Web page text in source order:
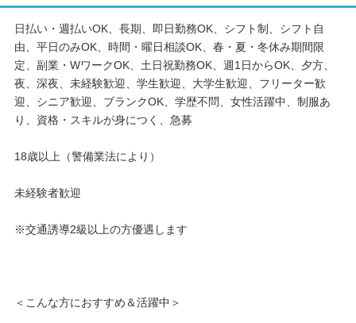
＜ 誰でも安心してスタートできます ＞
初日は営業担当が現場まで同行◎
「未経験からでもちゃんと働けるの？」
「困ったときは助けてもらえるの？」
⇒そんな方々の不安や疑問にシッカリ対応◎
日払い・週払いOK、長期、即日勤務OK、シフト制、シフト自
由、平日のみOK、時間・曜日相談OK、春・夏・冬休み期間限
定、副業・WワークOK、土日祝勤務OK、週1日からOK、夕方、
夜、深夜、未経験歓迎、学生歓迎、大学生歓迎、フリーター歓
迎、シニア歓迎、ブランクOK、学歴不問、女性活躍中、制服あ
り、資格・スキルが身につく、急募
18歳以上（警備業法により）
未経験者歓迎
※交通誘導2級以上の方優遇します
＜こんな方におすすめ＆活躍中＞